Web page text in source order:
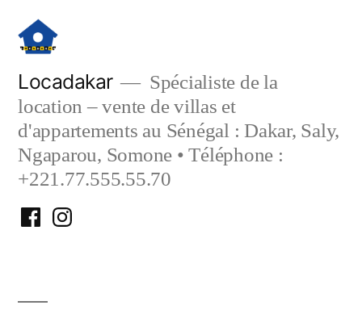
contenu
Locadakar
Spécialiste de la
location – vente de villas et
d'appartements au Sénégal : Dakar, Saly,
Ngaparou, Somone • Téléphone :
+221.77.555.55.70
FacebookInstagram